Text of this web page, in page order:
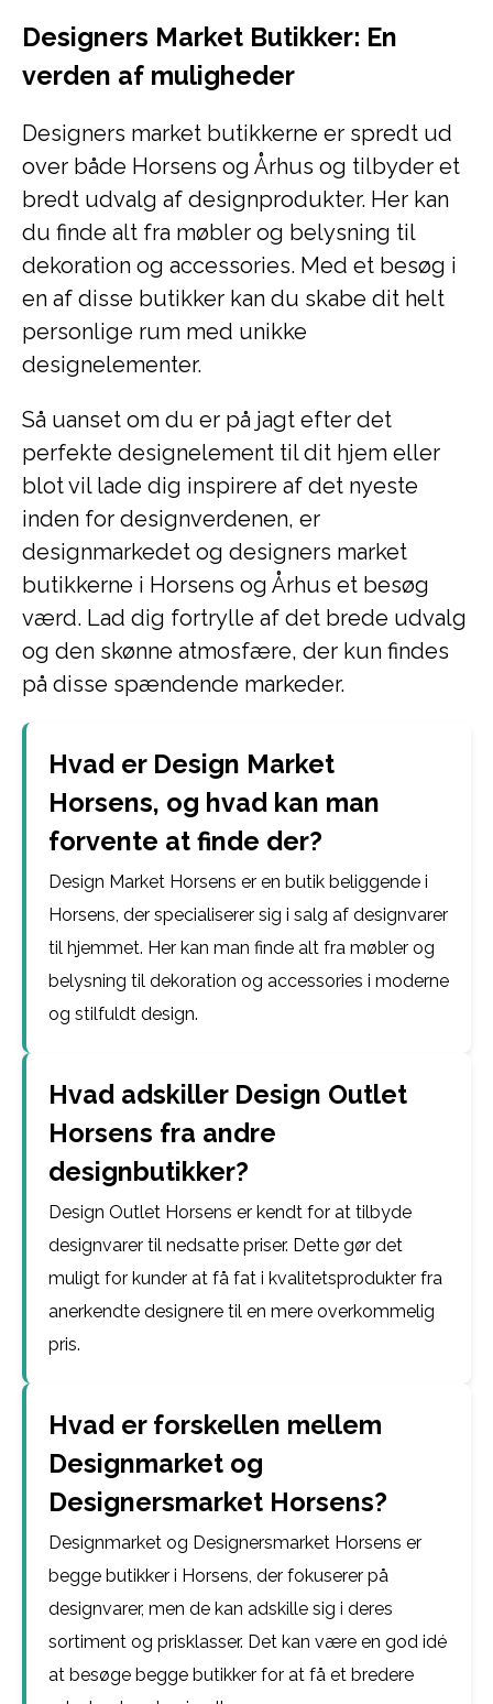
Designers Market Butikker: En
verden af muligheder
Designers market butikkerne er spredt ud
over både Horsens og Århus og tilbyder et
bredt udvalg af designprodukter. Her kan
du finde alt fra møbler og belysning til
dekoration og accessories. Med et besøg i
en af disse butikker kan du skabe dit helt
personlige rum med unikke
designelementer.
Så uanset om du er på jagt efter det
perfekte designelement til dit hjem eller
blot vil lade dig inspirere af det nyeste
inden for designverdenen, er
designmarkedet og designers market
butikkerne i Horsens og Århus et besøg
værd. Lad dig fortrylle af det brede udvalg
og den skønne atmosfære, der kun findes
på disse spændende markeder.
Hvad er Design Market
Horsens, og hvad kan man
forvente at finde der?
Design Market Horsens er en butik beliggende i
Horsens, der specialiserer sig i salg af designvarer
til hjemmet. Her kan man finde alt fra møbler og
belysning til dekoration og accessories i moderne
og stilfuldt design.
Hvad adskiller Design Outlet
Horsens fra andre
designbutikker?
Design Outlet Horsens er kendt for at tilbyde
designvarer til nedsatte priser. Dette gør det
muligt for kunder at få fat i kvalitetsprodukter fra
anerkendte designere til en mere overkommelig
pris.
Hvad er forskellen mellem
Designmarket og
Designersmarket Horsens?
Designmarket og Designersmarket Horsens er
begge butikker i Horsens, der fokuserer på
designvarer, men de kan adskille sig i deres
sortiment og prisklasser. Det kan være en god idé
at besøge begge butikker for at få et bredere